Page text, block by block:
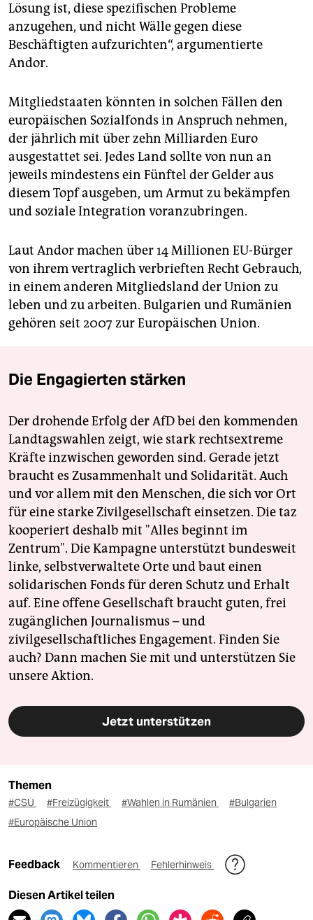
Lösung ist, diese spezifischen Probleme
anzugehen, und nicht Wälle gegen diese
Beschäftigten aufzurichten“, argumentierte
Andor.
Mitgliedstaaten könnten in solchen Fällen den
europäischen Sozialfonds in Anspruch nehmen,
der jährlich mit über zehn Milliarden Euro
ausgestattet sei. Jedes Land sollte von nun an
jeweils mindestens ein Fünftel der Gelder aus
diesem Topf ausgeben, um Armut zu bekämpfen
und soziale Integration voranzubringen.
Laut Andor machen über 14 Millionen EU-Bürger
von ihrem vertraglich verbrieften Recht Gebrauch,
in einem anderen Mitgliedsland der Union zu
leben und zu arbeiten. Bulgarien und Rumänien
gehören seit 2007 zur Europäischen Union.
Die Engagierten stärken
Der drohende Erfolg der AfD bei den kommenden
Landtagswahlen zeigt, wie stark rechtsextreme
Kräfte inzwischen geworden sind. Gerade jetzt
braucht es Zusammenhalt und Solidarität. Auch
und vor allem mit den Menschen, die sich vor Ort
für eine starke Zivilgesellschaft einsetzen. Die taz
kooperiert deshalb mit "Alles beginnt im
Zentrum". Die Kampagne unterstützt bundesweit
linke, selbstverwaltete Orte und baut einen
solidarischen Fonds für deren Schutz und Erhalt
auf. Eine offene Gesellschaft braucht guten, frei
zugänglichen Journalismus – und
zivilgesellschaftliches Engagement. Finden Sie
auch? Dann machen Sie mit und unterstützen Sie
unsere Aktion.
Jetzt unterstützen
Themen
#CSU #Freizügigkeit #Wahlen in Rumänien
#Bulgarien
#Europäische Union
Feedback Kommentieren Fehlerhinweis
Diesen Artikel teilen